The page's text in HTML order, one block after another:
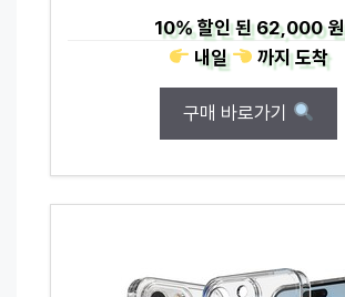
10%할인 된62,000 원
내일
까지도착
구매 바로가기